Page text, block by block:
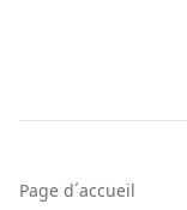
Page d´accueil